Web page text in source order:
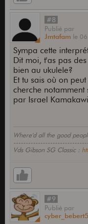
#8
Publié par
Jmtafam le
Sympa cette
Dit moi, t'as pas
bien au ukulele?
Et tu sais où on
cherche
par Israel
Where'd all the good
Vds Gibson SG Classic :
#9
Publié par